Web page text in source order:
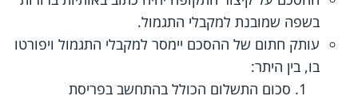
בשפה שמובנת למקבלי התגמול.
עותק חתום של ההסכם יימסר למקבלי התגמול ויפורטו
בו, בין היתר:
סכום התשלום הכולל בהתחשב בפריסת